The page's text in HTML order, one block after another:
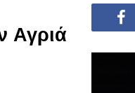
Αγριά